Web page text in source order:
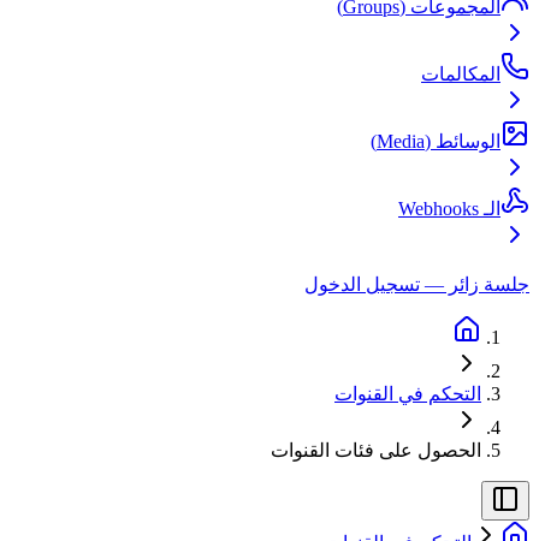
المجموعات (Groups)
المكالمات
الوسائط (Media)
الـ Webhooks
جلسة زائر — تسجيل الدخول
التحكم في القنوات
الحصول على فئات القنوات